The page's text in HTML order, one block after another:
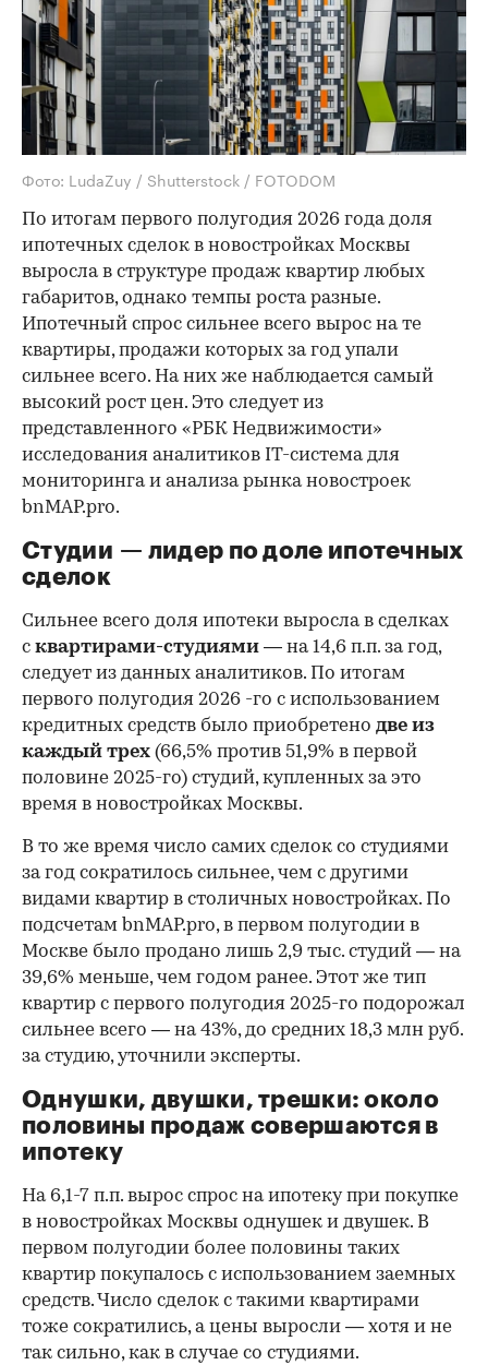
Фото: LudaZuy / Shutterstock / FOTODOM
По итогам первого полугодия 2026 года доля
ипотечных сделок в новостройках Москвы
выросла в структуре продаж квартир любых
габаритов, однако темпы роста разные.
Ипотечный спрос сильнее всего вырос на те
квартиры, продажи которых за год упали
сильнее всего. На них же наблюдается самый
высокий рост цен. Это следует из
представленного «РБК Недвижимости»
исследования аналитиков IT-система для
мониторинга и анализа рынка новостроек
bnMAP.pro.
Студии — лидер по доле ипотечных
сделок
Сильнее всего доля ипотеки выросла в сделках
с квартирами-студиями — на 14,6 п.п. за год,
следует из данных аналитиков. По итогам
первого полугодия 2026 -го с использованием
кредитных средств было приобретено две из
каждый трех (66,5% против 51,9% в первой
половине 2025-го) студий, купленных за это
время в новостройках Москвы.
00:00 / 00:00
В то же время число самих сделок со студиями
за год сократилось сильнее, чем с другими
видами квартир в столичных новостройках. По
подсчетам bnMAP.pro, в первом полугодии в
Москве было продано лишь 2,9 тыс. студий — на
39,6% меньше, чем годом ранее. Этот же тип
квартир с первого полугодия 2025-го подорожал
сильнее всего — на 43%, до средних 18,3 млн руб.
за студию, уточнили эксперты.
Однушки, двушки, трешки: около
половины продаж совершаются в
ипотеку
На 6,1-7 п.п. вырос спрос на ипотеку при покупке
в новостройках Москвы однушек и двушек. В
первом полугодии более половины таких
квартир покупалось с использованием заемных
средств. Число сделок с такими квартирами
тоже сократились, а цены выросли — хотя и не
так сильно, как в случае со студиями.